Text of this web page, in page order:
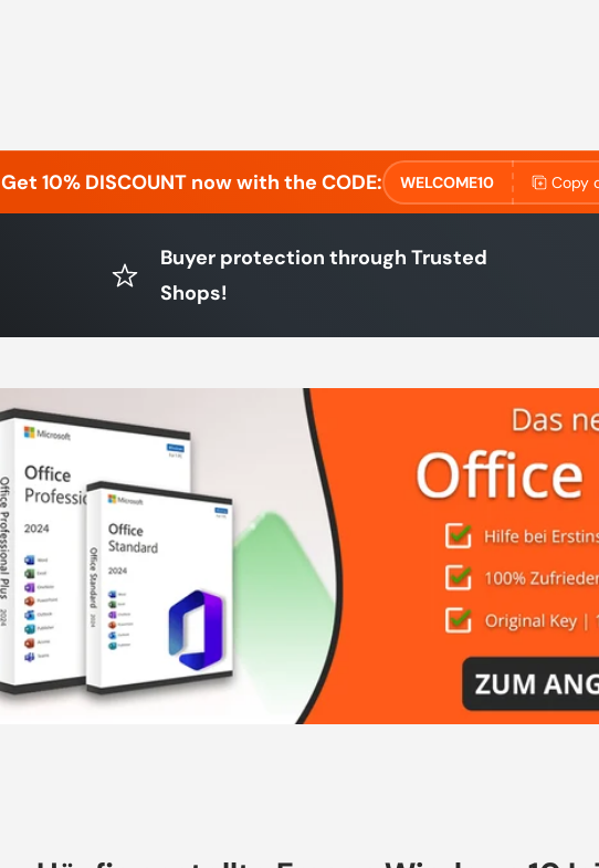
Get 10% DISCOUNT now with the CODE: WELCOME10 Copy
Buyer protection through Trusted
Shops!